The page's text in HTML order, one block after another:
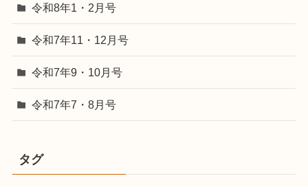
令和8年1・2月号
令和7年11・12月号
令和7年9・10月号
令和7年7・8月号
タグ